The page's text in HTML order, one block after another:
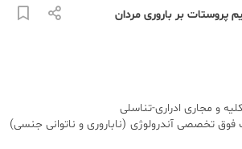
پروستات بر باروری مردان
و مجاری ادراری-تناسلی
تخصصی آندرولوژی (ناباروری و ناتوانی جنسی)